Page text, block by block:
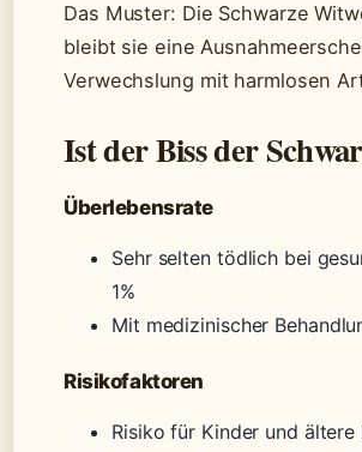
Das Muster: Die Schwarze
bleibt sie eine
Verwechslung mit harmlosen
Ist der Biss der
Überlebensrate
Sehr selten tödlich bei
1%
Mit medizinischer
Risikofaktoren
Risiko für Kinder und ältere